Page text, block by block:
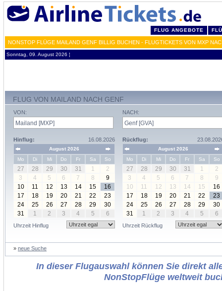
FLUG ANGEBOTE
NONSTOP FLÜGE MAILAND GENF BILLIG BUCHEN - FLUGTICKETS VON MXP
Sonntag, 09. August 2026 ¦
FLUG VON MAILAND NACH GENF
VON:
Hinflug: 16.08.2026
August 2026
Mo
Di Mi Do Fr Sa So
27 28 29 30 31 1
2
3
4 5 6 7 8
9
10
11 12 13 14 15
16
17
18 19 20 21 22
23
24
25 26 27 28 29
30
31
1 2 3 4 5 6
Uhrzeit Hinflug
NACH:
Rückflug:
August 2026
Mo
Di Mi Do Fr Sa So
27 28 29 30 31 1
2
3
4 5 6 7 8
9
10
11 12 13 14 15
16
17
18 19 20 21 22
23
24
25 26 27 28 29
30
31
1 2 3 4 5 6
Uhrzeit Rückflug
» neue Suche
In dieser Flugauswahl können Sie direkt
NonStopFlüge weltweit